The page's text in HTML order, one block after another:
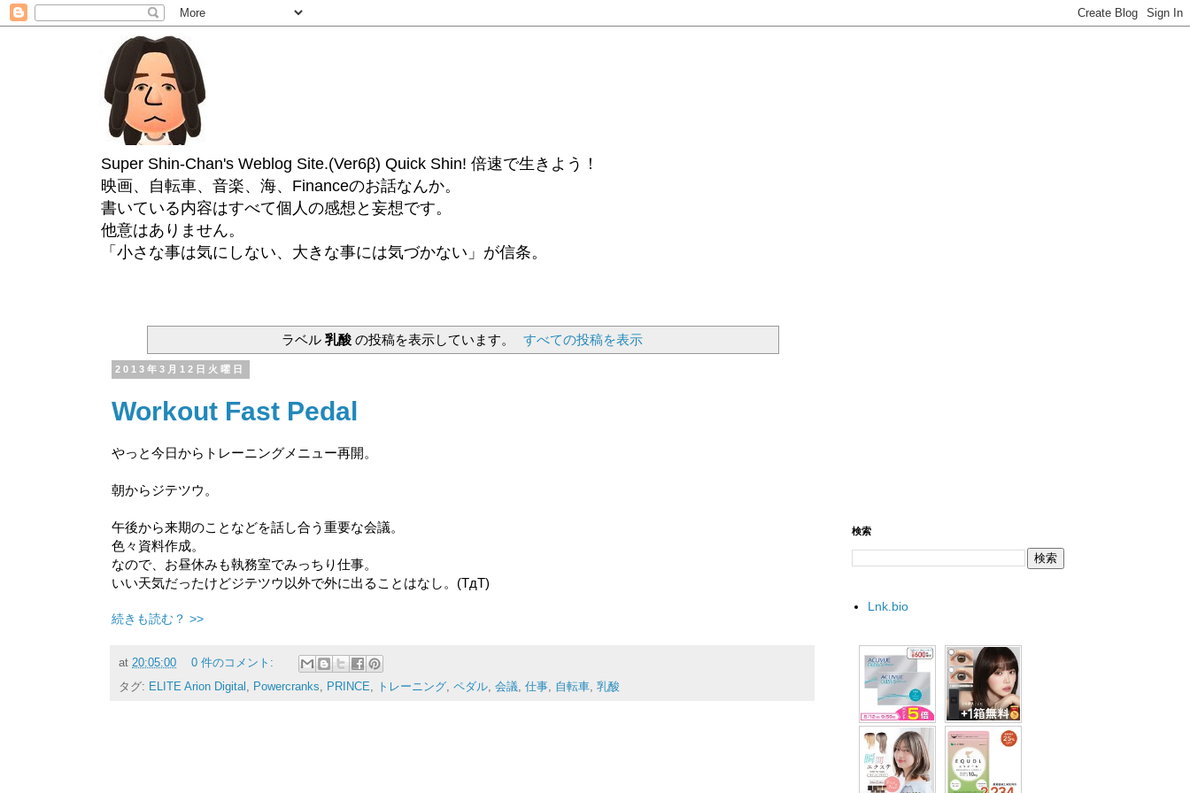
Super Shin-Chan's Weblog Site.(Ver6β) Quick Shin! 倍速で生きよう！
映画、自転車、音楽、海、Financeのお話なんか。
書いている内容はすべて個人の感想と妄想です。
他意はありません。
「小さな事は気にしない、大きな事には気づかない」が信条。
ラベル 乳酸の投稿を表示しています。 すべての投稿を表示
2013年3月12日火曜日
Workout Fast Pedal
やっと今日からトレーニングメニュー再開。
朝からジテツウ。
午後から来期のことなどを話し合う重要な会議。
色々資料作成。
なので、お昼休みも執務室でみっちり仕事。
いい天気だったけどジテツウ以外で外に出ることはなし。(TдT)
続きも読む？ >>
at 20:05:00
0 件のコメント:
タグ: ELITE Arion Digital , Powercranks, PRINCE, トレーニング, ペダル, 会議, 仕事, 自転車, 乳酸
検索
Lnk.bio